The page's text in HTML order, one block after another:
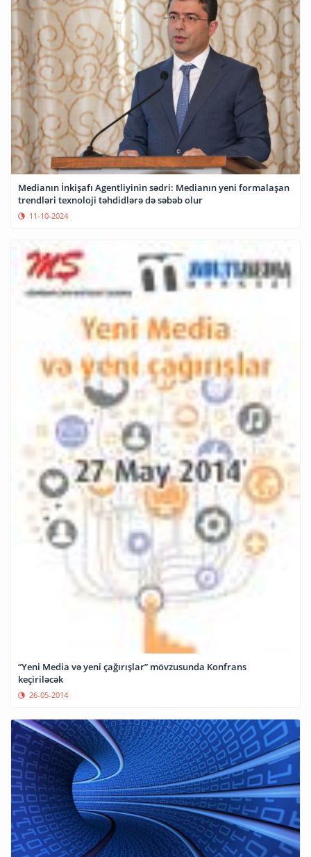
Medianın İnkişafı Agentliyinin sədri: Medianın yeni formalaşan
trendləri texnoloji təhdidlərə də səbəb olur
11-10-2024
“Yeni Media və yeni çağırışlar” mövzusunda Konfrans
keçiriləcək
26-05-2014